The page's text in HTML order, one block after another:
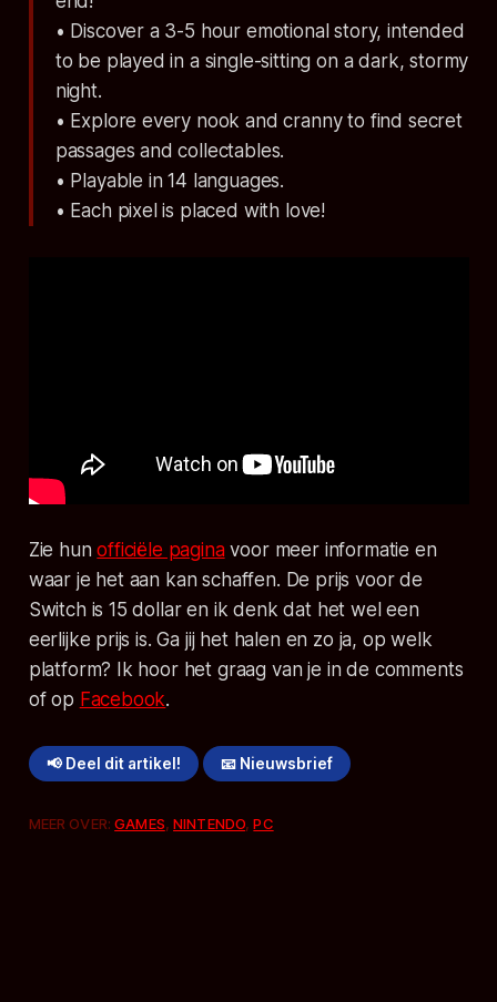
• Discover a 3-5 hour emotional story, intended
to be played in a single-sitting on a dark, stormy
night.
• Explore every nook and cranny to find secret
passages and collectables.
• Playable in 14 languages.
• Each pixel is placed with love!
Zie hunofficiële paginavoor meer informatie en
waar je het aan kan schaffen. De prijs voor de
Switch is 15 dollar en ik denk dat het wel een
eerlijke prijs is. Ga jij het halen en zo ja, op welk
platform? Ik hoor het graag van je in de comments
of op Facebook.
📢 Deel dit artikel! 📧 Nieuwsbrief
MEER OVER:GAMES,NINTENDO,PC